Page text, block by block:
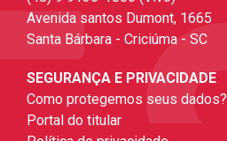
Avenida santos Dumont, 1665
Santa Bárbara - Criciúma - SC
SEGURANÇA E PRIVACIDADE
Como protegemos seus dados?
Portal do titular